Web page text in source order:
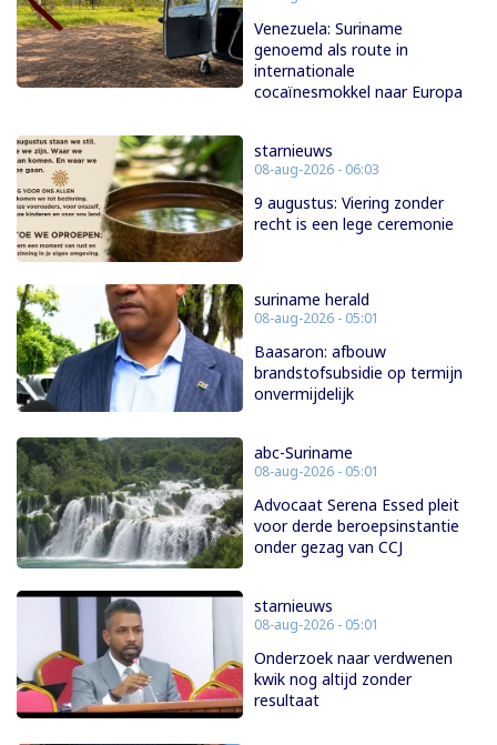
Venezuela: Suriname
genoemd als route in
internationale
cocaïnesmokkel naar Europa
starnieuws
08-aug-2026 - 06:03
9 augustus: Viering zonder
recht is een lege ceremonie
suriname herald
08-aug-2026 - 05:01
Baasaron: afbouw
brandstofsubsidie op termijn
onvermijdelijk
abc-Suriname
08-aug-2026 - 05:01
Advocaat Serena Essed pleit
voor derde beroepsinstantie
onder gezag van CCJ
starnieuws
08-aug-2026 - 05:01
Onderzoek naar verdwenen
kwik nog altijd zonder
resultaat